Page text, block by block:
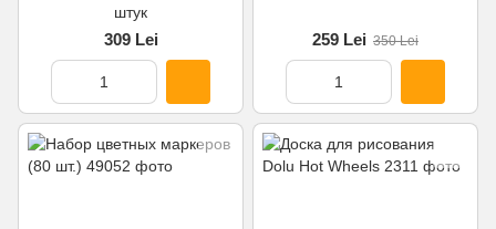
штук
309 Lei 259 Lei 350 Lei